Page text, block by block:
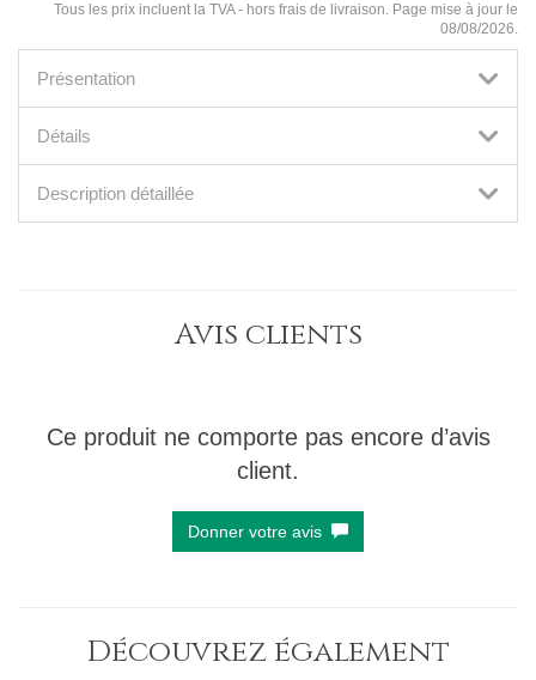
Tous les prix incluent la TVA - hors frais de livraison. Page mise à jour le
08/08/2026.
Présentation
Détails
Description détaillée
Avis clients
Ce produit ne comporte pas encore d’avis
client.
Donner votre avis
Découvrez également